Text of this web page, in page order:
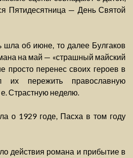
Пятидесятница — День Святой
шла об июне, то далее Булгаков
на май — «страшный майский
просто перенес своих героев в
их пережить православную
Страстную неделю.
о 1929 годе, Пасха в том году
действия романа и прибытие в